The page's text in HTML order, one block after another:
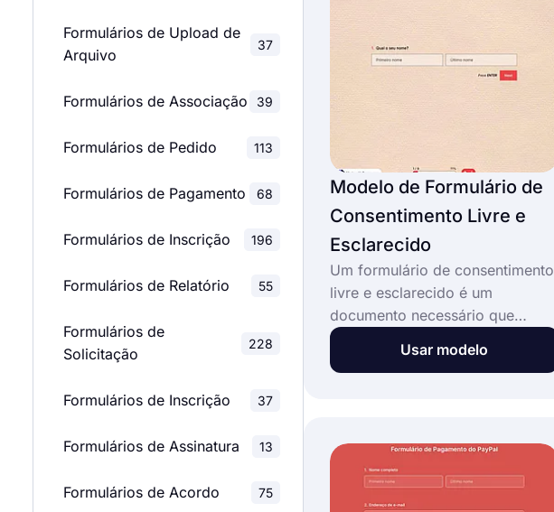
Formulários de Upload de
Arquivo
37
Formulários de Associação 39
Formulários de Pedido 113
Formulários de Pagamento 68
Formulários de Inscrição 196
Formulários de Relatório 55
Formulários de
Solicitação
228
Formulários de Inscrição 37
Formulários de Assinatura 13
Formulários de Acordo 75
Modelo de Formulário de
Consentimento Livre e
Esclarecido
Um formulário de consentimento
livre e esclarecido é um
documento necessário que
informa as pessoas e coleta seu
consentimento para participar de
formulário de consentimento
livre e esclarecido gratuito e
Usar modelo